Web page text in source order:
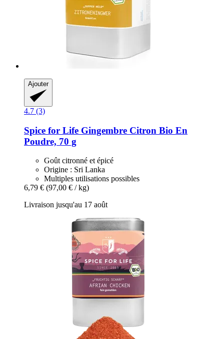
Ajouter
4.7 (3)
Spice for Life Gingembre Citron Bio En
Poudre, 70 g
Goût citronné et épicé
Origine : Sri Lanka
Multiples utilisations possibles
6,79 € (97,00 € / kg)
Livraison jusqu'au 17 août